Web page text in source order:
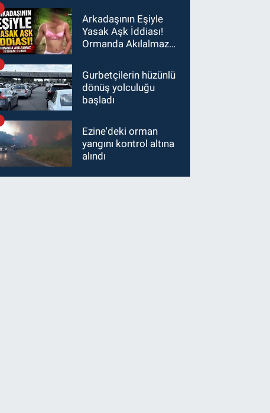
Arkadaşının Eşiyle
Yasak Aşk İddiası!
Ormanda Akılalmaz
Gurbetçilerin hüzünlü
dönüş yolculuğu
başladı
Ezine'deki orman
yangını kontrol altına
alındı